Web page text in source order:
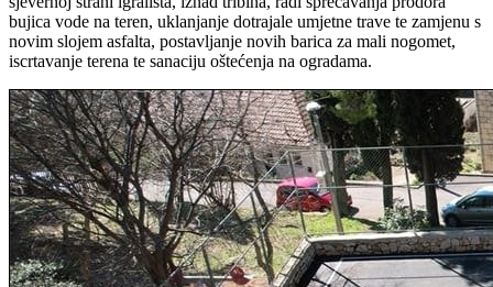
bujica vode na teren, uklanjanje dotrajale umjetne trave te zamjenu s
novim slojem asfalta, postavljanje novih barica za mali nogomet,
iscrtavanje terena te sanaciju oštećenja na ogradama.